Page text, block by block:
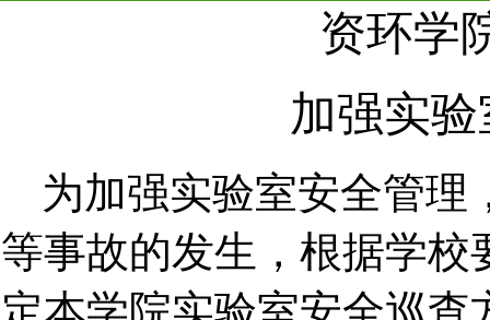
资环学
加强实
为加强实验室安全管理
等事故的发生，根据学